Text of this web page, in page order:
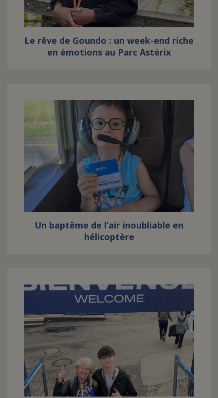
Le rêve de Goundo : un week-end riche
en émotions au Parc Astérix
Un baptême de l’air inoubliable en
hélicoptère